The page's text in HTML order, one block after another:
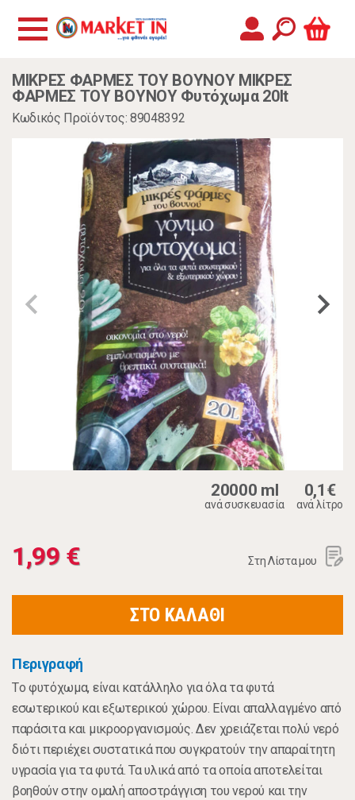
ΜΙΚΡΕΣ ΦΑΡΜΕΣ ΤΟΥ ΒΟΥΝΟΥ ΜΙΚΡΕΣ
ΦΑΡΜΕΣ ΤΟΥ ΒΟΥΝΟΥ Φυτόχωμα 20lt
Κωδικός Προϊόντος: 89048392
20000 ml
ανά συσκευασία
0,1€
ανά λίτρο
1,99 € Στη Λίστα μου
ΣΤΟ ΚΑΛΑΘΙ
Περιγραφή
Tο φυτόχωμα, είναι κατάλληλο για όλα τα φυτά
εσωτερικού και εξωτερικού χώρου. Είναι απαλλαγμένο από
παράσιτα και μικροοργανισμούς. Δεν χρειάζεται πολύ νερό
διότι περιέχει συστατικά που συγκρατούν την απαραίτητη
υγρασία για τα φυτά. Τα υλικά από τα οποία αποτελείται
βοηθούν στην ομαλή αποστράγγιση του νερού και την